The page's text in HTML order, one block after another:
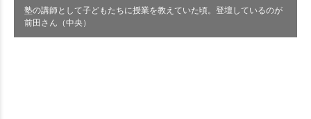
塾の講師として子どもたちに授業を教えていた頃。登壇しているのが
前田さん（中央）